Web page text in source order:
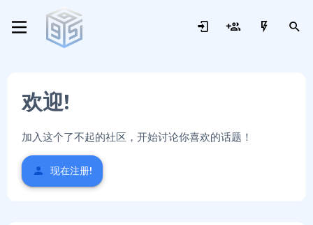
欢迎!
加入这个了不起的社区，开始讨论你喜欢的话题！
现在注册!